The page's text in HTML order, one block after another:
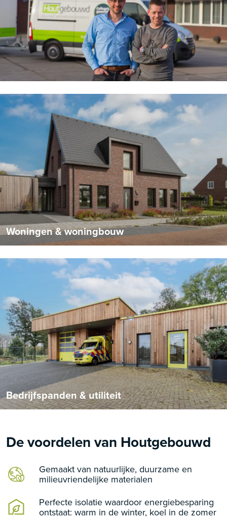
Woningen & woningbouw
Bedrijfspanden & utiliteit
De voordelen van Houtgebouwd
Gemaakt van natuurlijke, duurzame en
milieuvriendelijke materialen
Perfecte isolatie waardoor energiebesparing
ontstaat: warm in de winter, koel in de zomer